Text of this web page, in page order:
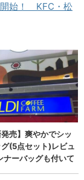
開始！ KFC・松